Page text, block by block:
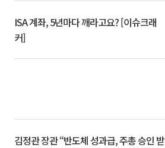
ISA 계좌, 5년마다 깨라고요? [이슈크래
커]
김정관 장관 “반도체 성과급, 주총 승인 받